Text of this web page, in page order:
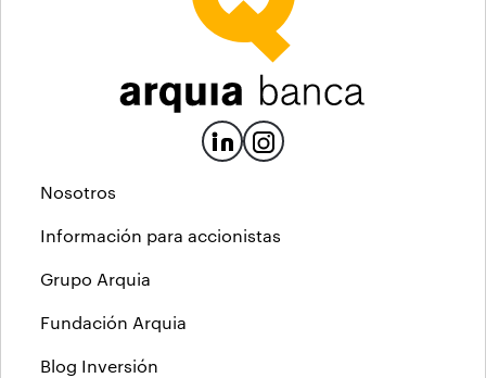
Nosotros
Información para accionistas
Grupo Arquia
Fundación Arquia
Blog Inversión